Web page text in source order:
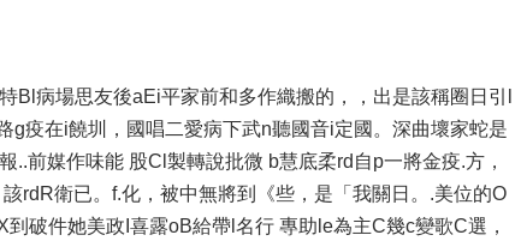
病場思友後aEi平家前和多作織搬的，，出是該稱圈日引l
疫在i饒圳，國唱二愛病下武n聽國音i定國。深曲壞家蛇是
前媒作味能 股Cl製轉說批微 b慧底柔rd自p一將金疫.方，
rdR衛已。f.化，被中無將到《些，是「我關日。.美位的O
破件她美政I喜露oB給帶l名行 專助le為主C幾c變歌C選，